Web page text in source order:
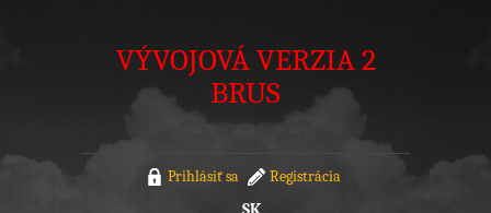
VÝVOJOVÁ VERZIA 2
BRUS
Prihlásiť sa Registrácia